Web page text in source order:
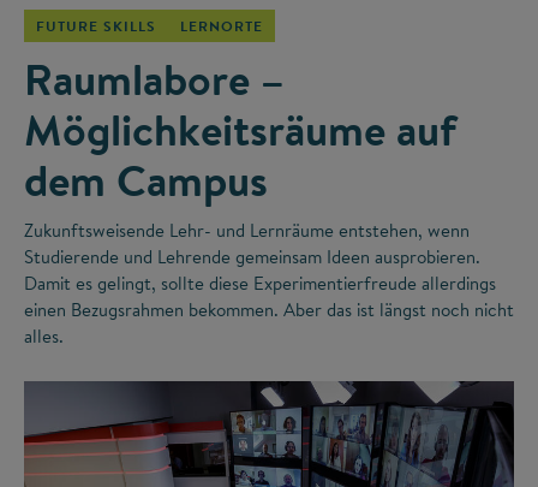
FUTURE SKILLS LERNORTE
Raumlabore –
Möglichkeitsräume auf
dem Campus
Zukunftsweisende Lehr- und Lernräume entstehen, wenn
Studierende und Lehrende gemeinsam Ideen ausprobieren.
Damit es gelingt, sollte diese Experimentierfreude allerdings
einen Bezugsrahmen bekommen. Aber das ist längst noch nicht
alles.